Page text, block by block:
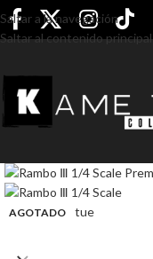
Saltar a la navegación
Saltar al contenido principal
AGOTADO